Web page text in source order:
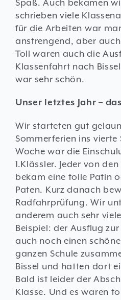
Spaß. Auch bekamen
schrieben viele
für die Arbeiten war
anstrengend, aber
Toll waren auch die
Klassenfahrt nach
war sehr schön.
Unser letztes Jahr –
Wir starteten gut
Sommerferien ins vierte
Woche war die
1.Klässler. Jeder von
bekam eine tolle Patin
Paten. Kurz danach
Radfahrprüfung. Wir
anderem auch sehr
Beispiel: der Ausflug
auch noch einen
ganzen Schule
Bissel und hatten dort
Bald ist leider der
Klasse. Und es waren